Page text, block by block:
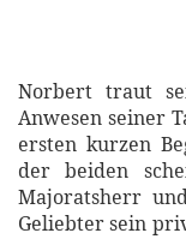
Norbert traut
Anwesen seiner
ersten kurzen
der beiden
Majoratsherr
Geliebter sein